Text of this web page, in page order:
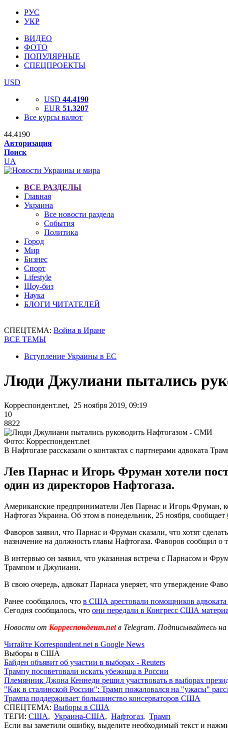
РУС
УКР
ВИДЕО
ФОТО
ПОПУЛЯРНЫЕ
СПЕЦПРОЕКТЫ
USD
USD 44.4190
EUR 51.3207
Все курсы валют
44.4190
Авторизация
Поиск
UA
ВСЕ РАЗДЕЛЫ
Главная
Украина
Все новости раздела
События
Политика
Город
Мир
Бизнес
Спорт
Lifestyle
Шоу-биз
Наука
БЛОГИ ЧИТАТЕЛЕЙ
СПЕЦТЕМА: Война в Иране
ВСЕ ТЕМЫ
Вступление Украины в ЕС
Люди Джулиани пытались
Корреспондент.net, 25 ноября 2019, 09:19
10
8822
Фото: Корреспондент.net
В Нафтогазе рассказали о контактах с партнерами адвоката
Лев Парнас и Игорь Фруман хотели
один из директоров Нафтогаза.
Американские предприниматели Лев Парнас и Игорь Фруман,
Нафтогаз Украина. Об этом в понедельник, 25 ноября, сообщает
Фаворов заявил, что Парнас и Фруман сказали, что хотят
назначение на должность главы Нафтогаза. Фаворов сообщил
В интервью он заявил, что указанная встреча с Парнасом и
Трампом и Джулиани.
В свою очередь, адвокат Парнаса уверяет, что утверждение
Ранее сообщалось, что в США арестовали помощников адвоката
Сегодня сообщалось, что они передали в Конгресс США
Новости от Корреспондент.netв Telegram. Подписывайтесь
Читайте Korrespondent.net в Google News
Выборы в США
Байден объявит об участии в выборах - Reuters
Трампу посоветовали искать убежища в России
Племянник Джона Кеннеди решил участвовать в выборах
"Как в сталинской России": Трамп пожаловался на "ужасы"
Трампа поддерживает большинство консерваторов США
СПЕЦТЕМА: Выборы в США
ТЕГИ: США, Украина-США, Нафтогаз, Трамп
Если вы заметили ошибку, выделите необходимый текст и